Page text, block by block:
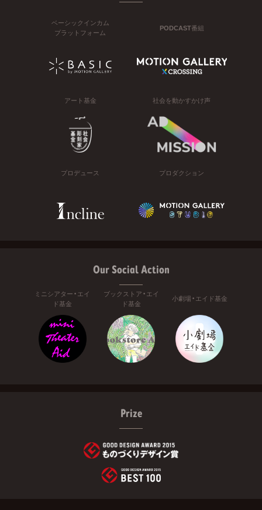
ベーシックインカム
プラットフォーム
PODCAST番組
アート基金 社会を動かすかけ声
プロデュース プロダクション
Our Social Action
ミニシアター・エイ
ド基金
ブックストア・エイ
ド基金
小劇場・エイド基金
Prize